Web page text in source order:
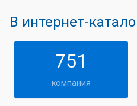
В интернет-
751
компания